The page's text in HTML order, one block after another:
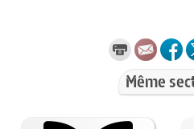
Même